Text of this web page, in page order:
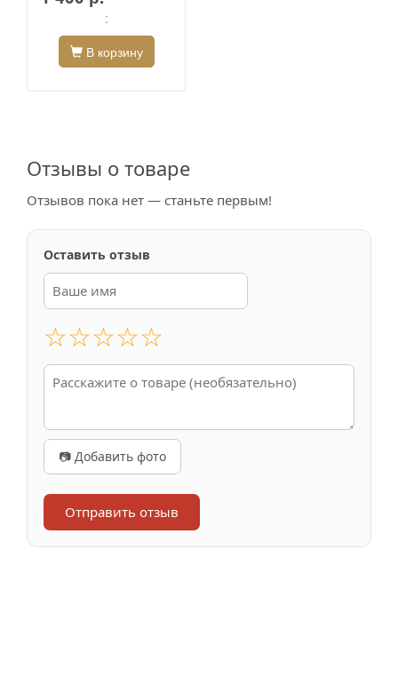
:
В корзину
Отзывы о товаре
Отзывов пока нет — станьте первым!
Оставить отзыв
☆☆☆☆☆
📷 Добавить фото
Отправить отзыв